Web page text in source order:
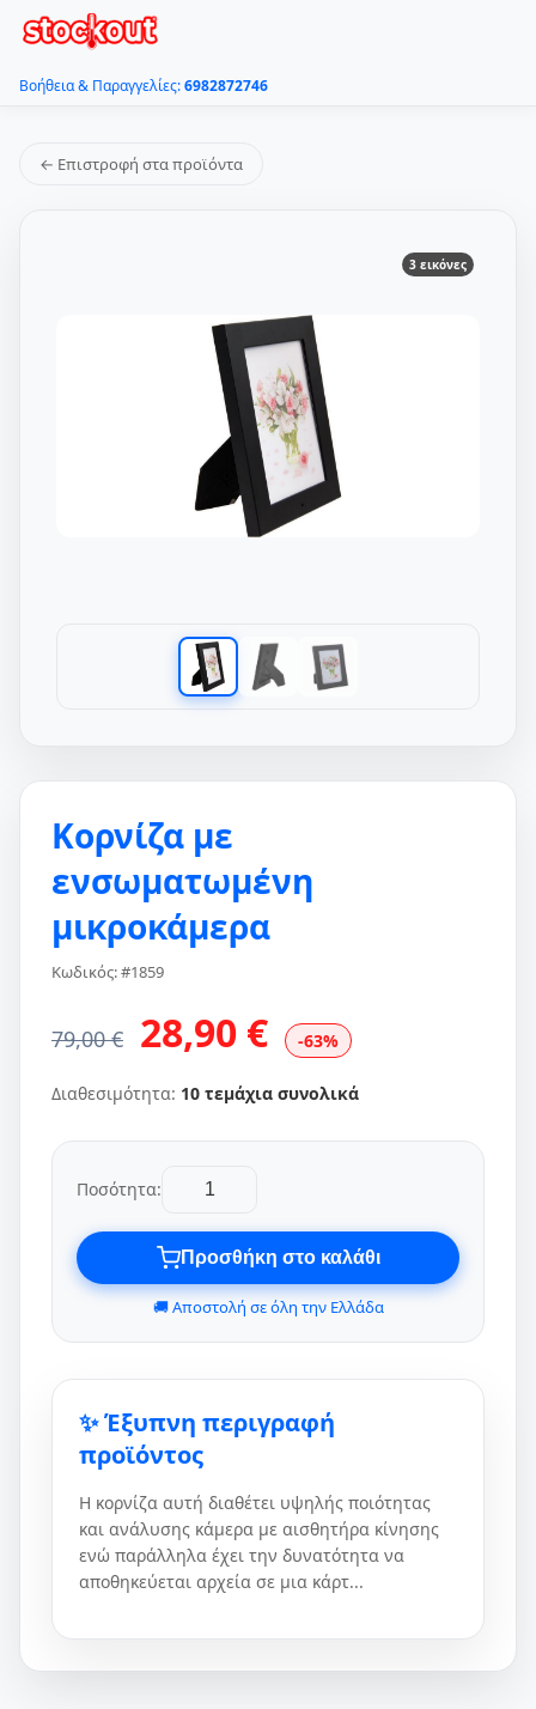
Βοήθεια & Παραγγελίες:6982872746
← Επιστροφή στα προϊόντα
3 εικόνες
Κορνίζα με
ενσωματωμένη
μικροκάμερα
Κωδικός: #1859
79,00 € 28,90 € -63%
Διαθεσιμότητα: 10 τεμάχια συνολικά
Ποσότητα:
Προσθήκη στο καλάθι
🚚 Αποστολή σε όλη την Ελλάδα
✨ Έξυπνη περιγραφή
προϊόντος
Η κορνίζα αυτή διαθέτει υψηλής ποιότητας
και ανάλυσης κάμερα με αισθητήρα κίνησης
ενώ παράλληλα έχει την δυνατότητα να
αποθηκεύεται αρχεία σε μια κάρτ...